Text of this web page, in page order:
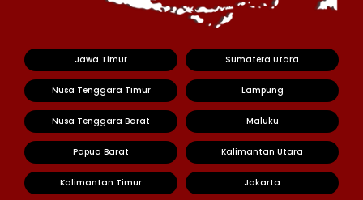
Jawa Timur Sumatera Utara
Nusa Tenggara Timur Lampung
Nusa Tenggara Barat Maluku
Papua Barat Kalimantan Utara
Kalimantan Timur Jakarta